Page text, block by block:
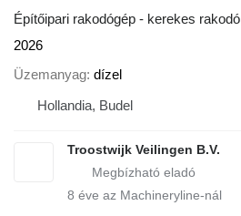
Építőipari rakodógép - kerekes rakodó
2026
Üzemanyag dízel
Hollandia, Budel
Troostwijk Veilingen B.V.
8 éve az Machineryline-nál